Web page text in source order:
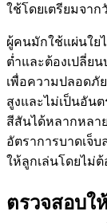
ใช้โดยเตรียมจา
ผู้คนมักใช้แผ่นใย
ต่ำและต้องเปลี่ย
เพื่อความปลอดภั
สูงและไม่เป็นอัน
สีสันได้หลากหลา
อัตราการบาดเจ็
ให้ลูกเล่นโดยไม่
ตรวจสอบใ